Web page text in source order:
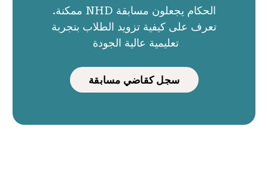
الحكام يجعلون مسابقة NHD ممكنة.
تعرف على كيفية تزويد الطلاب بتجربة
تعليمية عالية الجودة
سجل كقاضي مسابقة